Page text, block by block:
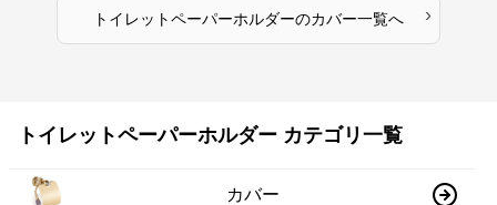
トイレットペーパーホルダーのカバー一覧へ ›
トイレットペーパーホルダー カテゴリ一覧
カバー